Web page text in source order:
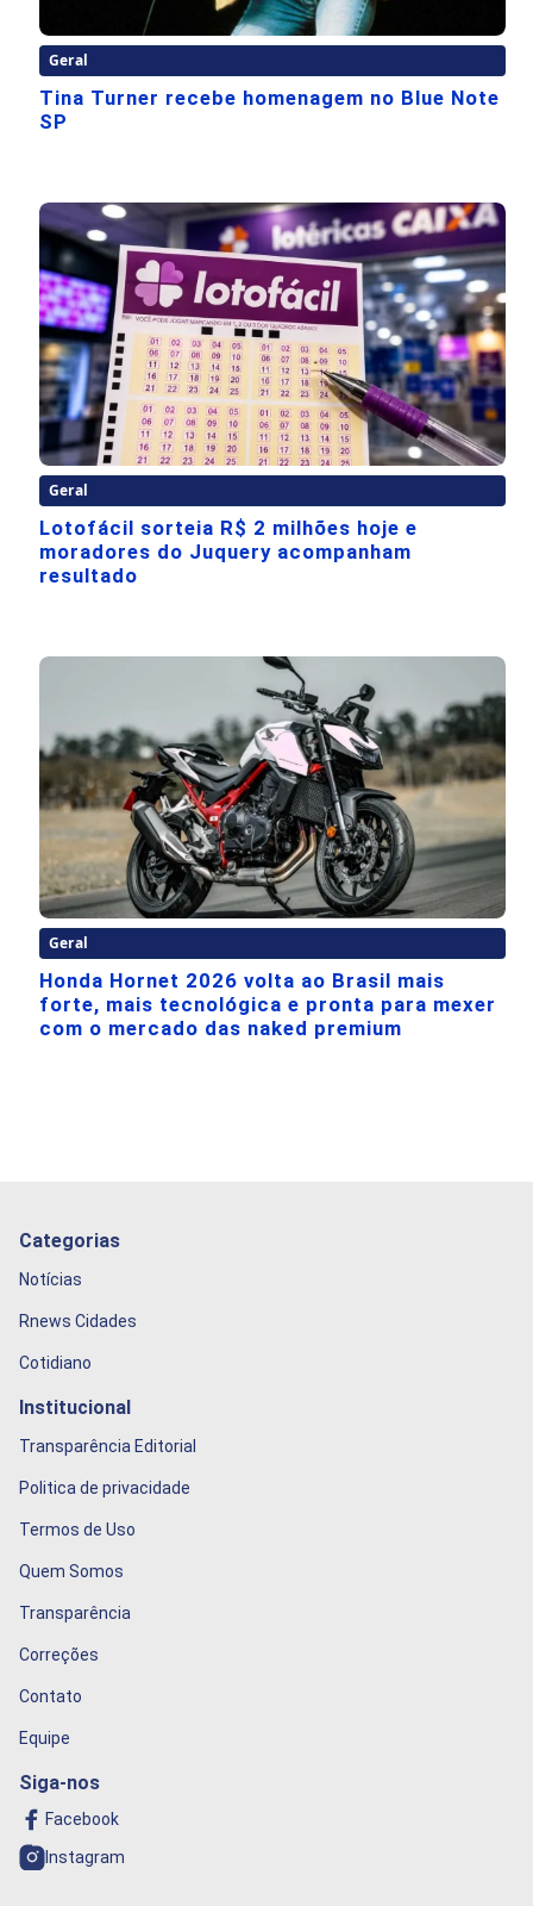
Geral
Tina Turner recebe homenagem no Blue Note
SP
Geral
Lotofácil sorteia R$ 2 milhões hoje e
moradores do Juquery acompanham
resultado
Geral
Honda Hornet 2026 volta ao Brasil mais
forte, mais tecnológica e pronta para mexer
com o mercado das naked premium
Categorias
Notícias
Rnews Cidades
Cotidiano
Institucional
Transparência Editorial
Politica de privacidade
Termos de Uso
Quem Somos
Transparência
Correções
Contato
Equipe
Siga-nos
Facebook
Instagram